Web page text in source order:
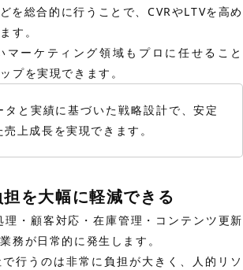
を総合的に行うことで、CVRやLTVを高め
す。
マーケティング領域もプロに任せること
プを実現できます。
タと実績に基づいた戦略設計で、安定
売上成長を実現できます。
を大幅に軽減できる
理・顧客対応・在庫管理・コンテンツ更新
務が日常的に発生します。
行うのは非常に負担が大きく、人的リソ